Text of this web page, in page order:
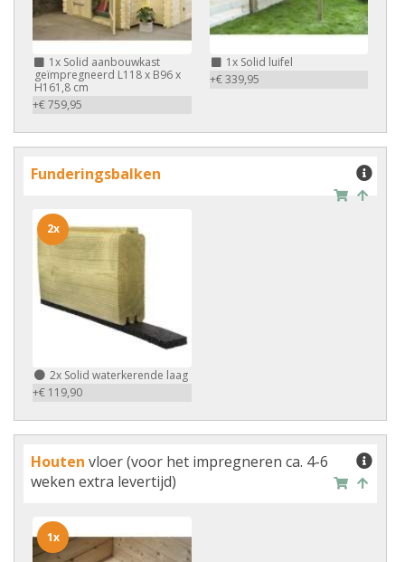
1x Solid aanbouwkast
geïmpregneerd L118 x B96 x
H161,8 cm
+€ 759,95
1xSolid luifel
+€ 339,95
Funderingsbalken
2x Solid waterkerende laag
+€ 119,90
2x
Houten vloer (voor het impregneren ca. 4-6
weken extra levertijd)
1x